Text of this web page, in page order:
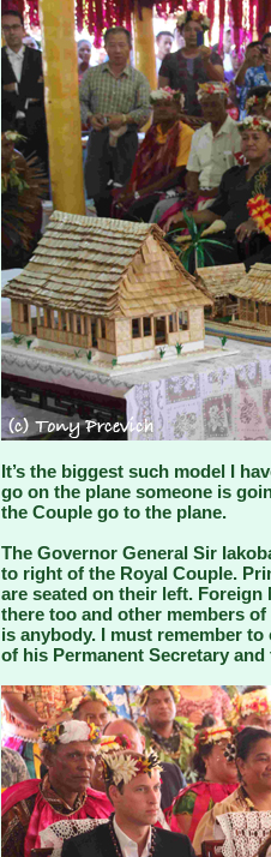
It’s the biggest such model I
go on the plane someone is
the Couple go to the plane.
The Governor General Sir
to right of the Royal Couple.
are seated on their left. Foreign
there too and other members
is anybody. I must remember
of his Permanent Secretary